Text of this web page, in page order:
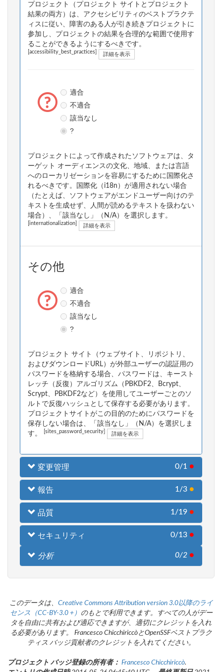
プロジェクト（プロジェクト サイトとプロジェクト
結果の両方）は、アクセシビリティのベストプラクテ
ィスに従い、障害のある人が引き続きプロジェクトに
参加し、プロジェクトの結果を合理的な範囲で使用す
ることができるようにするべきです。
[accessibility_best_practices] 詳細を表示
適合
不適合
該当なし
?
プロジェクトによって作成されたソフトウェアは、タ
ーゲット オーディエンスの文化、地域、または言語
へのローカリゼーションを容易にするために国際化さ
れるべきです。国際化（i18n）が適用されない場合
（たとえば、ソフトウェアがエンドユーザー向けのテ
キストを生成せず、人間が読めるテキストを扱わない
場合）、「該当なし」（N/A）を選択します。
[internationalization] 詳細を表示
その他
適合
不適合
該当なし
?
プロジェクト サイト（ウェブサイト、リポジトリ、
およびダウンロードURL）が外部ユーザーの認証用の
パスワードを格納する場合、パスワードは、キースト
レッチ（反復）アルゴリズム（PBKDF2、Bcrypt、
Scrypt、PBKDF2など）を使用してユーザーごとのソ
ルトで反復ハッシュとして保存する必要があります。
プロジェクトサイトがこの目的のためにパスワードを
保存しない場合は、「該当なし」（N/A）を選択しま
す。
[sites_password_security] 詳細を表示
変更管理 0/1 ●
報告 1/3 ●
品質 1/19 ●
セキュリティ 0/13 ●
分析 0/2 ●
このデータは、 Creative Commons Attribution version 3.0以降のライ
センス（CC-BY-3.0 +）
のもとで利用できます。すべての人がデー
タを自由に共有および適応できますが、適切にクレジットを入れ
る必要があります。 Francesco ChicchiriccòとOpenSSFベストプラク
ティス バッジ貢献者のクレジットを入れてください。
プロジェクト バッジ登録の所有者： Francesco Chicchiriccò.